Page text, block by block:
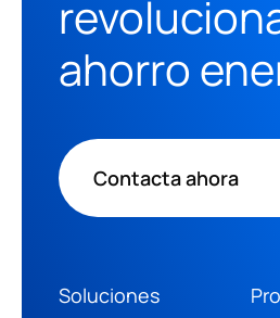
Soluciones
ahorro
Contacta ahora